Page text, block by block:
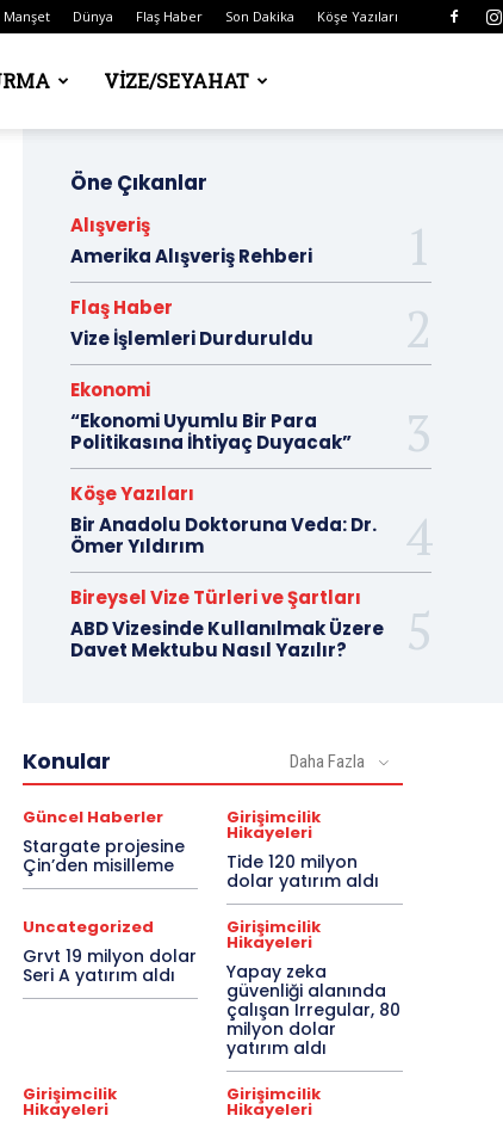
Manşet Dünya Flaş Haber Son Dakika Köşe Yazıları
VIZE/SEYAHAT
Öne Çıkanlar
Alışveriş
Amerika Alışveriş Rehberi
Flaş Haber
Vize İşlemleri Durduruldu
Ekonomi
“Ekonomi Uyumlu Bir Para
Politikasına İhtiyaç Duyacak”
Köşe Yazıları
Bir Anadolu Doktoruna Veda: Dr.
Ömer Yıldırım
Bireysel Vize Türleri ve Şartları
ABD Vizesinde Kullanılmak Üzere
Davet Mektubu Nasıl Yazılır?
Konular Daha Fazla
Güncel Haberler
Stargate projesine
Çin’den misilleme
Girişimcilik
Hikayeleri
Tide 120 milyon
dolar yatırım aldı
Uncategorized
Grvt 19 milyon dolar
Seri A yatırım aldı
Girişimcilik
Hikayeleri
Yapay zeka
güvenliği alanında
çalışan Irregular, 80
milyon dolar
yatırım aldı
Girişimcilik
Hikayeleri
Girişimcilik
Hikayeleri